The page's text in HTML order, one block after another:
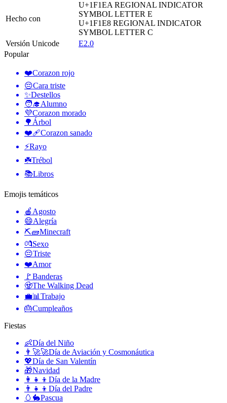
Hecho con
U+1F1EA REGIONAL INDICATOR
SYMBOL LETTER E
U+1F1E8 REGIONAL INDICATOR
SYMBOL LETTER C
Versión Unicode
E2.0
Popular
❤️Corazon rojo
😔Cara triste
✨Destellos
🧑‍🎓Alumno
💜Corazon morado
🌳 Árbol
❤️‍🩹Corazon sanado
⚡Rayo
☘️Trébol
📚Libros
Emojis temáticos
🍎 Agosto
😄Alegría
⛏🧱Minecraft
💏Sexo
😔Triste
❤️Amor
🚩Banderas
🧟The Walking Dead
💼📊 Trabajo
🎂Cumpleaños
Fiestas
👶Día del Niño
👨‍🚀🚀Día de Aviación y Cosmonáutica
💖Día de San Valentín
🎁Navidad
👩‍👧‍👦 Día de la Madre
👨‍👧‍👦 Día del Padre
🥚🐇Pascua